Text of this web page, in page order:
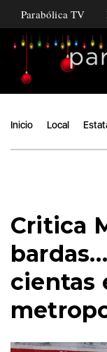
Parabólica TV
Inicio Local
Critica
cientas